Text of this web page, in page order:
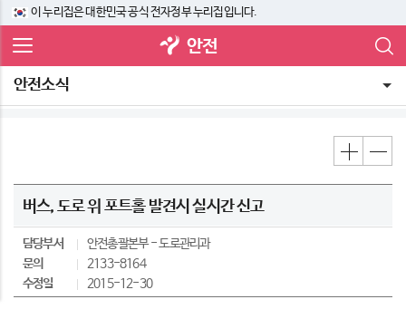
이 누리집은 대한민국 공식 전자정부 누리집입니다.
안전
안전소식
버스, 도로 위 포트홀 발견시 실시간 신고
담당부서 안전총괄본부
도로관리과
문의
2133-8164
수정일
2015-12-30